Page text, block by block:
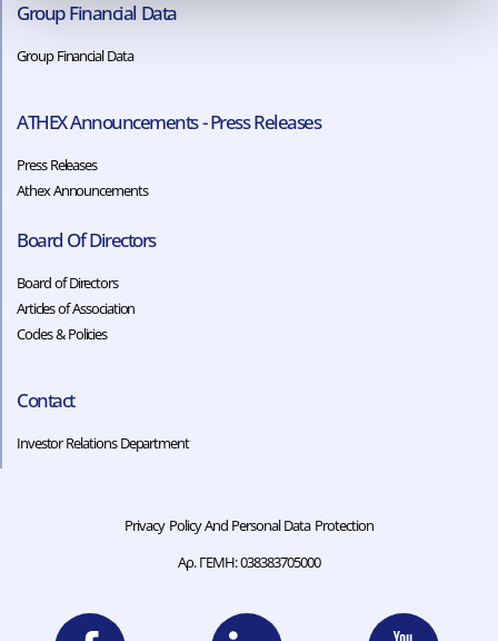
Group Financial Data
Group Financial Data
ATHEX Announcements - Press Releases
Press Releases
Athex Announcements
Board Of Directors
Board of Directors
Articles of Association
Codes & Policies​​
Contact
Investor Relations Department
Privacy Policy And Personal Data Protection
Αρ. ΓΕΜΗ: 038383705000